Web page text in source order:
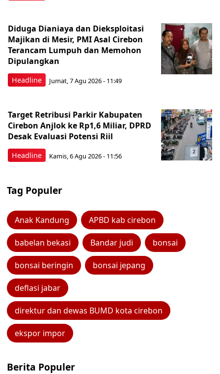
Headline
Diduga Dianiaya dan Dieksploitasi
Majikan di Mesir, PMI Asal Cirebon
Terancam Lumpuh dan Memohon
Dipulangkan
Jumat, 7 Agu 2026 - 11:49
Headline
Target Retribusi Parkir Kabupaten
Cirebon Anjlok ke Rp1,6 Miliar, DPRD
Desak Evaluasi Potensi Riil
Kamis, 6 Agu 2026 - 11:56
Tag Populer
Anak Kandung APBD kab cirebon
babelan bekasi Bandar judi bonsai
bonsai beringin bonsai jepang
deflasi jabar
direktur dan dewas BUMD kota cirebon
ekspor impor
Berita Populer